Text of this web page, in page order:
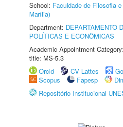
School: Faculdade de Filosofia
Marília)
Department: DEPARTAMENTO
POLÍTICAS E ECONÔMICAS
Academic Appointment
title: MS-5.3
Orcid
CV Lattes
Scopus
Fapesp
Repositório Institucional